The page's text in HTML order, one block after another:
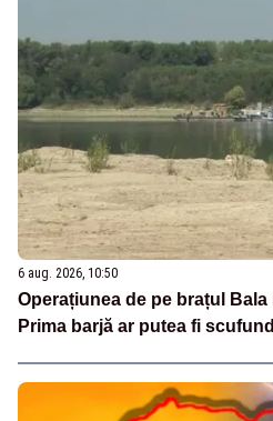
6 aug. 2026, 10:50
Operațiunea de pe brațul
Prima barjă ar putea fi